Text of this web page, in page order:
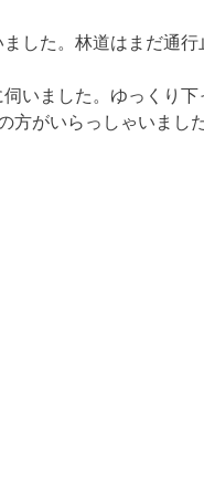
した。林道はまだ通
いました。ゆっくり
がいらっしゃいまし